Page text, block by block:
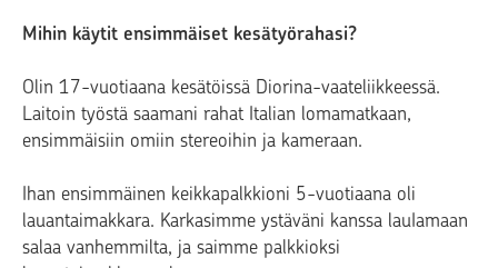
Mihin käytit ensimmäiset kesätyörahasi?
Olin 17-vuotiaana kesätöissä Diorina-vaateliikkeessä.
Laitoin työstä saamani rahat Italian lomamatkaan,
ensimmäisiin omiin stereoihin ja kameraan.
Ihan ensimmäinen keikkapalkkioni 5-vuotiaana oli
lauantaimakkara. Karkasimme ystäväni kanssa lauIamaan
salaa vanhemmilta, ja saimme palkkioksi